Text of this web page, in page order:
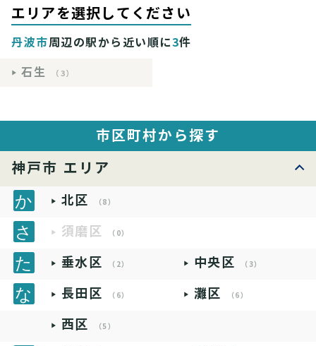
エリアを選択してください
丹波市周辺の駅から近い順に3件
石生
（3）
市区町村から探す
神戸市 エリア
北区 （8）
須磨区 （0）
垂水区 （2） 中央区 （3）
長田区 （6） 灘区 （6）
西区 （5）